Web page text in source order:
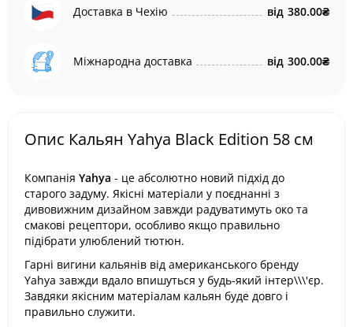
Доставка в Чехію від 380.00₴
Міжнародна доставка від 300.00₴
Опис Кальян Yahya Black Edition 58 см
Компанія Yahya - це абсолютно новий підхід до
старого задуму. Якісні матеріали у поєднанні з
дивовижним дизайном завжди радуватимуть око та
смакові рецептори, особливо якщо правильно
підібрати улюблений тютюн.
Гарні вигини кальянів від американського бренду
Yahya завжди вдало впишуться у будь-який інтер\\\'єр.
Завдяки якісним матеріалам кальян буде довго і
правильно служити.